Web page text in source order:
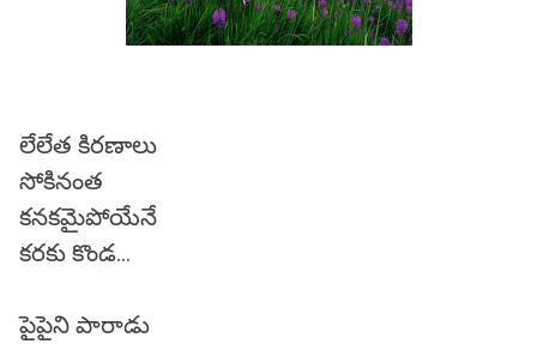
లేలేత కిరణాలు
సోకినంత
కనకమైపోయేనే
కరకు కొండ...
పైపైని పారాడు